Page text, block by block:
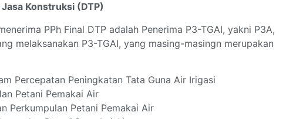
Konstruksi (DTP)
PPh Final DTP adalah Penerima P3-TGAI, yakni P3A,
melaksanakan P3-TGAI, yang masing-masingn merupakan
Percepatan Peningkatan Tata Guna Air Irigasi
Petani Pemakai Air
Perkumpulan Petani Pemakai Air